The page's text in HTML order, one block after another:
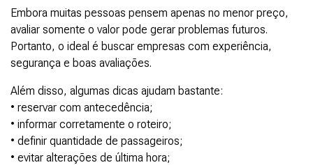
Embora muitas pessoas pensem apenas no menor preço,
avaliar somente o valor pode gerar problemas futuros.
Portanto, o ideal é buscar empresas com experiência,
segurança e boas avaliações.
Além disso, algumas dicas ajudam bastante:
• reservar com antecedência;
• informar corretamente o roteiro;
• definir quantidade de passageiros;
• evitar alterações de última hora;